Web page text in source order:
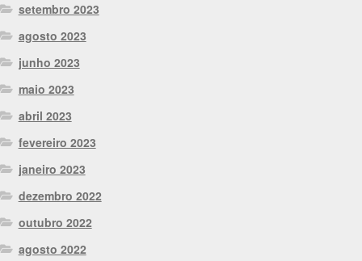
setembro 2023
agosto 2023
junho 2023
maio 2023
abril 2023
fevereiro 2023
janeiro 2023
dezembro 2022
outubro 2022
agosto 2022